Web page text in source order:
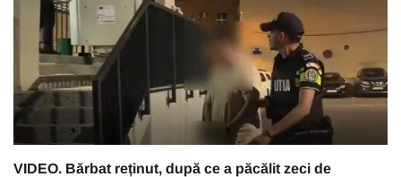
VIDEO. Bărbat reținut, după ce a păcălit zeci de